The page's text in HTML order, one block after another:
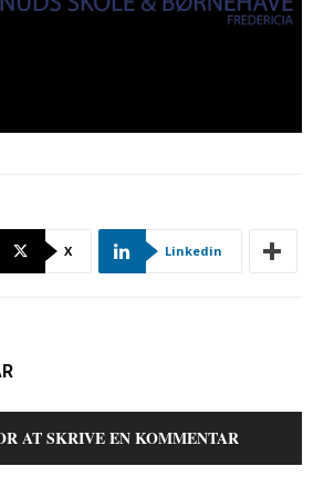
X Linkedin
AT SKRIVE EN KOMMENTAR